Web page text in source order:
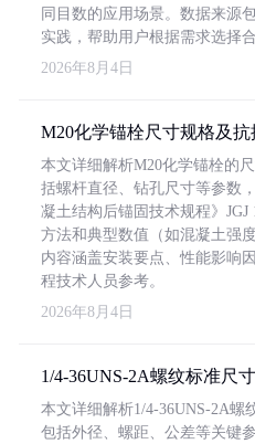
同目数的应用场景。数据来源
实践，帮助用户根据需求选择
2026年8月4日
M20化学锚栓尺寸规格及
本文详细解析M20化学锚栓的
括螺杆直径、钻孔尺寸等参数
凝土结构后锚固技术规程》
方法和典型数值（如混凝土强
内容涵盖安装要点、性能影响
程技术人员参考。
2026年8月4日
1/4-36UNS-2A螺纹标准尺寸
本文详细解析1/4-36UNS-2A螺
包括外径、螺距、公差等关键